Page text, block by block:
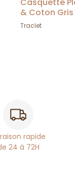
Casquette
& Coton
Traclet
rapide
24 à 72H